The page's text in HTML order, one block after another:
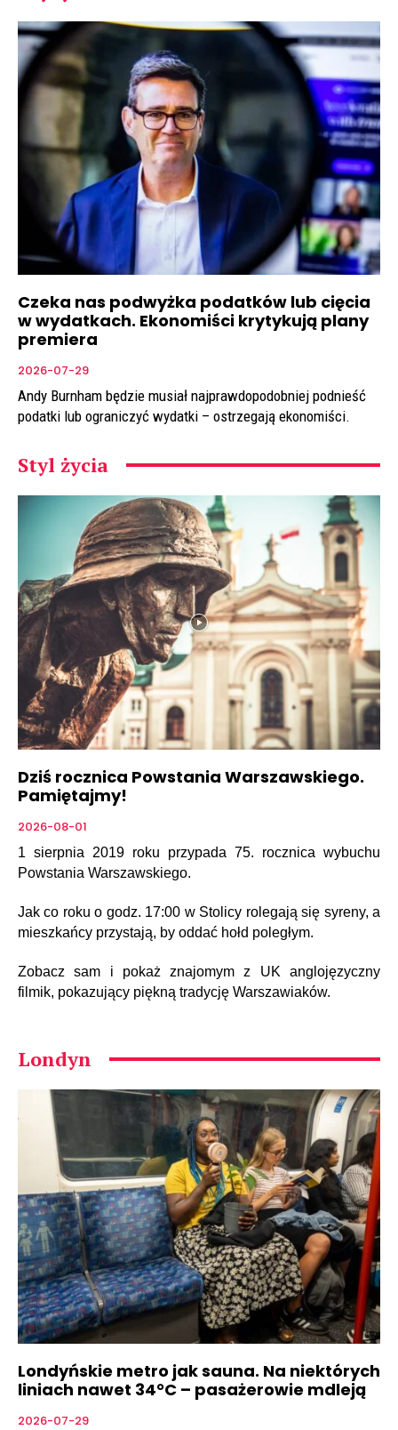
Czeka nas podwyżka podatków lub cięcia
w wydatkach. Ekonomiści krytykują plany
premiera
2026-07-29
Andy Burnham będzie musiał najprawdopodobniej podnieść
podatki lub ograniczyć wydatki – ostrzegają ekonomiści.
Styl życia
Dziś rocznica Powstania Warszawskiego.
Pamiętajmy!
2026-08-01
1 sierpnia 2019 roku przypada 75. rocznica wybuchu
Powstania Warszawskiego.
Jak co roku o godz. 17:00 w Stolicy rolegają się syreny, a
mieszkańcy przystają, by oddać hołd poległym.
Zobacz sam i pokaż znajomym z UK anglojęzyczny
filmik, pokazujący piękną tradycję Warszawiaków.
Londyn
Londyńskie metro jak sauna. Na niektórych
liniach nawet 34°C – pasażerowie mdleją
2026-07-29